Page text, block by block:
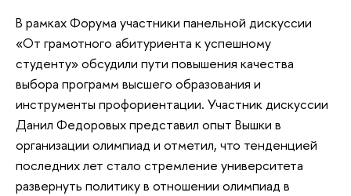
В рамках Форума участники панельной дискуссии
«От грамотного абитуриента к успешному
студенту» обсудили пути повышения качества
выбора программ высшего образования и
инструменты профориентации. Участник дискуссии
Данил Федоровых представил опыт Вышки в
организации олимпиад и отметил, что тенденцией
последних лет стало стремление университета
развернуть политику в отношении олимпиад в